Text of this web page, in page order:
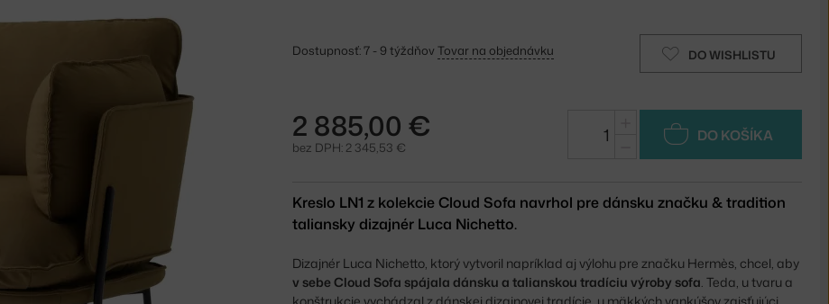
DO WISHLISTU
Dostupnosť: 7 - 9 týždňov Tovar na objednávku
2 885,00 €
bez DPH: 2 345,53 €
DO KOŠÍKA
Kreslo LN1 z kolekcie Cloud Sofa navrhol pre dánsku značku & tradition
taliansky dizajnér Luca Nichetto.
Dizajnér Luca Nichetto, ktorý vytvoril napríklad aj výlohu pre značku Hermès, chcel, aby
v sebe Cloud Sofa spájala dánsku a talianskou tradíciu výroby sofa . Teda, u tvaru a